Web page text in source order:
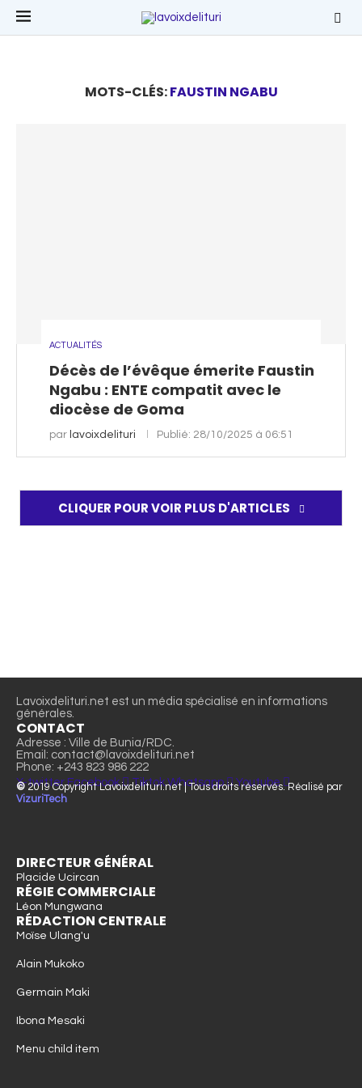
MOTS-CLÉS:FAUSTIN NGABU
ACTUALITÉS
Décès de l’évêque émerite Faustin
Ngabu : ENTE compatit avec le
diocèse de Goma
par lavoixdelituri Publié: 28/10/2025 à 06:51
CLIQUER POUR VOIR PLUS D'ARTICLES
Lavoixdelituri.net est un média spécialisé en informations
générales.
CONTACT
Adresse : Ville de Bunia/RDC.
Email: contact@lavoixdelituri.net
Phone: +243 823 986 222
X-twitter Facebook Tiktok Whatsapp Youtube
© 2019 Copyright Lavoixdelituri.net | Tous droits réservés. Réalisé par
VizuriTech
DIRECTEUR GÉNÉRAL
Placide Ucircan
RÉGIE COMMERCIALE
Léon Mungwana
RÉDACTION CENTRALE
Moïse Ulang'u
Alain Mukoko
Germain Maki
Ibona Mesaki
Menu child item